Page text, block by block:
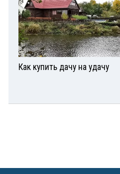
Как купить дачу на удачу